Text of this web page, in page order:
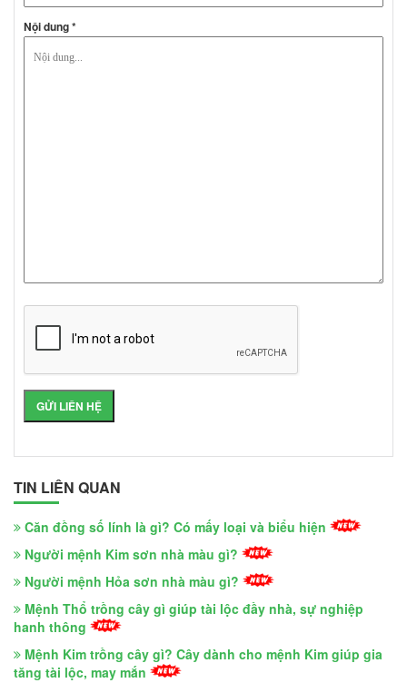
Nội dung *
TIN LIÊN QUAN
Căn đồng số lính là gì? Có mấy loại và biểu hiện
Người mệnh Kim sơn nhà màu gì?
Người mệnh Hỏa sơn nhà màu gì?
Mệnh Thổ trồng cây gì giúp tài lộc đầy nhà, sự nghiệp
hanh thông
Mệnh Kim trồng cây gì? Cây dành cho mệnh Kim giúp gia
tăng tài lộc, may mắn